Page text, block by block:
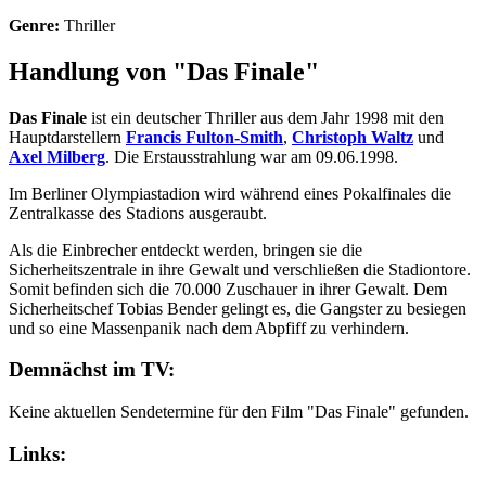
Genre: Thriller
Handlung von "Das Finale"
Das Finale ist ein deutscher Thriller aus dem Jahr 1998 mit den
Hauptdarstellern Francis Fulton-Smith, Christoph Waltz und
Axel Milberg. Die Erstausstrahlung war am 09.06.1998.
Im Berliner Olympiastadion wird während eines Pokalfinales die
Zentralkasse des Stadions ausgeraubt.
Als die Einbrecher entdeckt werden, bringen sie die
Sicherheitszentrale in ihre Gewalt und verschließen die Stadiontore.
Somit befinden sich die 70.000 Zuschauer in ihrer Gewalt. Dem
Sicherheitschef Tobias Bender gelingt es, die Gangster zu besiegen
und so eine Massenpanik nach dem Abpfiff zu verhindern.
Demnächst im TV:
Keine aktuellen Sendetermine für den Film "Das Finale" gefunden.
Links: